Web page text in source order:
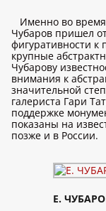
Именно во
Чубаров пришел
фигуративности к
крупные
Чубарову
внимания к
значительной
галериста Гари
поддержке
показаны на
позже и в России.
Е.